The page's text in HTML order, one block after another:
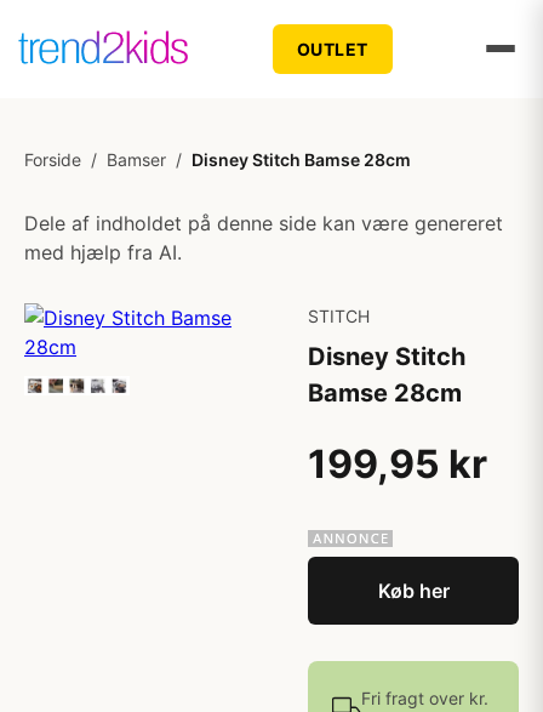
OUTLET
Forside / Bamser / Disney Stitch Bamse 28cm
Dele af indholdet på denne side kan være genereret
med hjælp fra AI.
STITCH
Disney Stitch
Bamse 28cm
199,95 kr
Køb her
Fri fragt over kr.